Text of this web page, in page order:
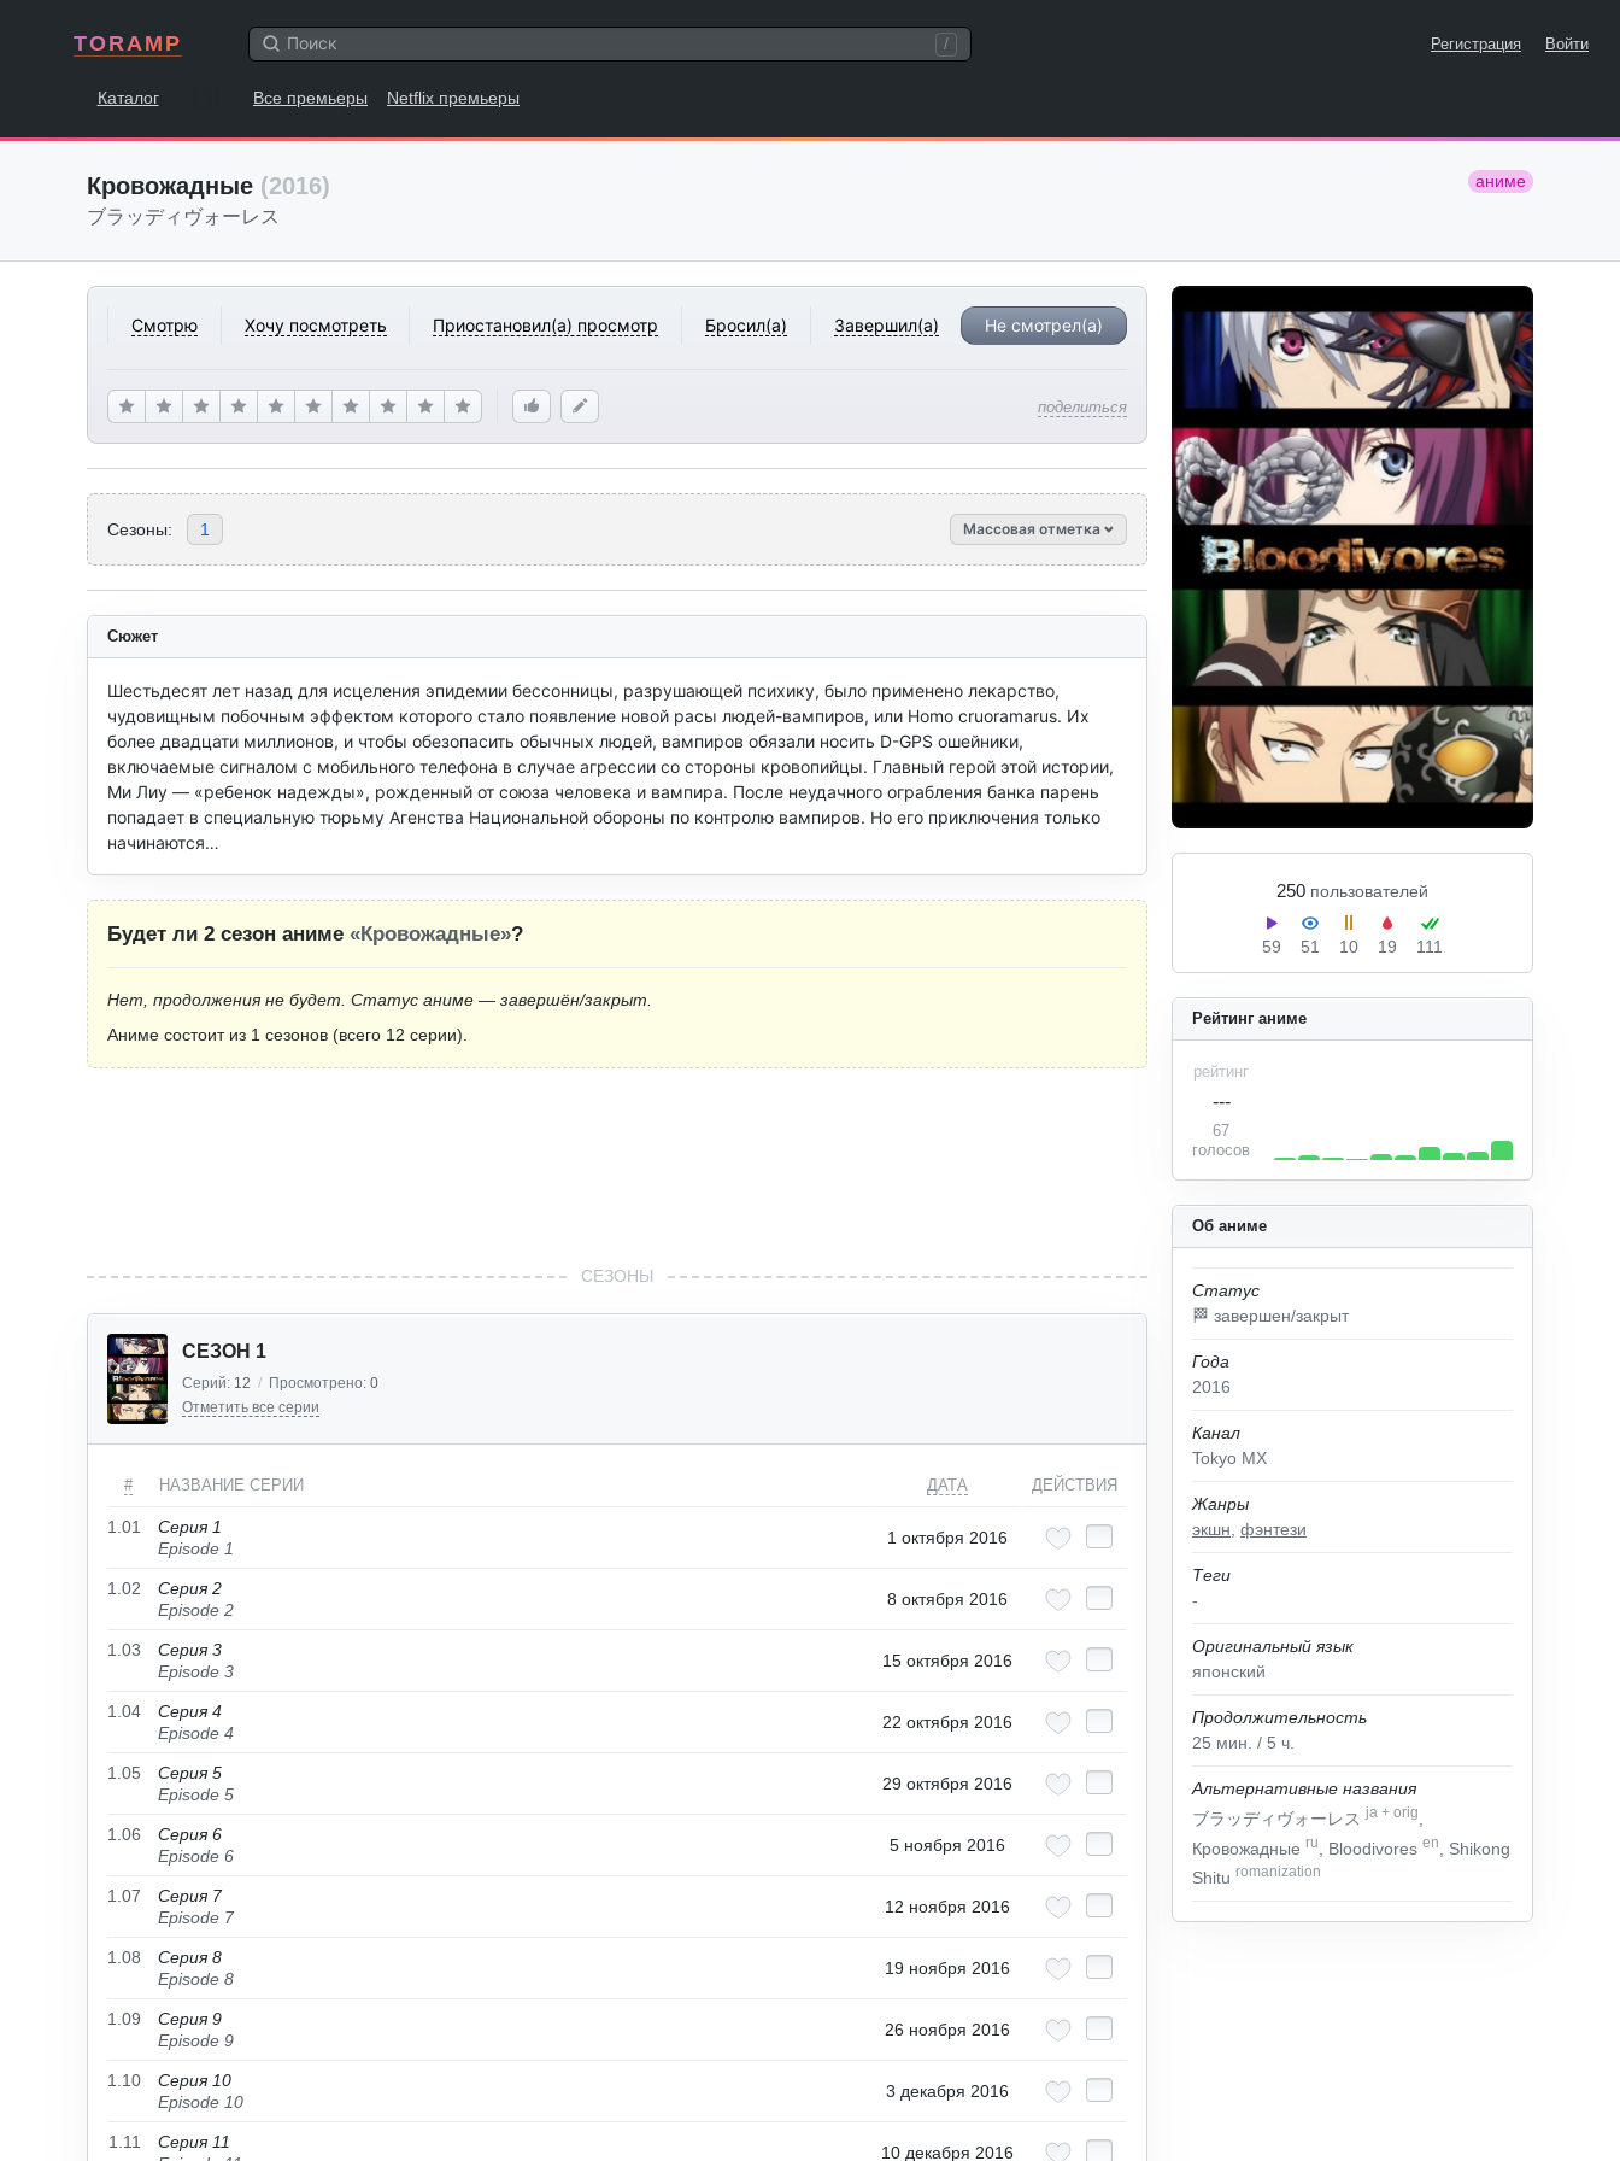
TORAMP / Регистрация Войти
Каталог Все премьеры Netflix премьеры
Кровожадные (2016) аниме
ブラッディヴォーレス
Смотрю Хочу посмотреть Приостановил(а) просмотр Бросил(а) Завершил(а) Не смотрел(а)
поделиться
250 пользователей
59 51 10 19 111
Сезоны: 1 Массовая отметка
Об аниме
Статус
🏁 завершен/закрыт
Года
2016
Канал
Tokyo MX
Жанры
экшн фэнтези
Теги
-
Оригинальный язык
японский
Продолжительность
25 мин. / 5 ч.
Альтернативные названия
ブラッディヴォーレスja + orig
Кровожадные ru , Bloodivores en
, Shikong
Shitu romanization
Рейтинг аниме
рейтинг
---
67
голосов
Сюжет
Шестьдесят лет назад для исцеления эпидемии бессонницы, разрушающей психику, было применено лекарство,
чудовищным побочным эффектом которого стало появление новой расы людей-вампиров, или Homo cruoramarus. Их
более двадцати миллионов, и чтобы обезопасить обычных людей, вампиров обязали носить D-GPS ошейники,
включаемые сигналом с мобильного телефона в случае агрессии со стороны кровопийцы. Главный герой этой истории,
Ми Лиу — «ребенок надежды», рожденный от союза человека и вампира. После неудачного ограбления банка парень
попадает в специальную тюрьму Агенства Национальной обороны по контролю вампиров. Но его приключения только
начинаются…
Будет ли 2 сезон аниме «Кровожадные»?
Нет, продолжения не будет. Статус аниме — завершён/закрыт.
Аниме состоит из 1 сезонов (всего 12 серии).
СЕЗОНЫ
СЕЗОН 1
Серий: 12 / Просмотрено: 0
Отметить все серии
# НАЗВАНИЕ СЕРИИ ДАТА ДЕЙСТВИЯ
1.01
Серия 1
Episode 1
1 октября 2016
1.02
Серия 2
Episode 2
8 октября 2016
1.03
Серия 3
Episode 3
15 октября 2016
1.04
Серия 4
Episode 4
22 октября 2016
1.05
Серия 5
Episode 5
29 октября 2016
1.06
Серия 6
Episode 6
5 ноября 2016
1.07
Серия 7
Episode 7
12 ноября 2016
1.08
Серия 8
Episode 8
19 ноября 2016
1.09
Серия 9
Episode 9
26 ноября 2016
1.10
Серия 10
Episode 10
3 декабря 2016
1.11
Серия 11
10 декабря 2016